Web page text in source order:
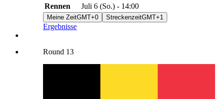
Rennen
Juli 6 (So.) - 14:00
Meine ZeitGMT+0 StreckenzeitGMT+1
Ergebnisse
Round 13